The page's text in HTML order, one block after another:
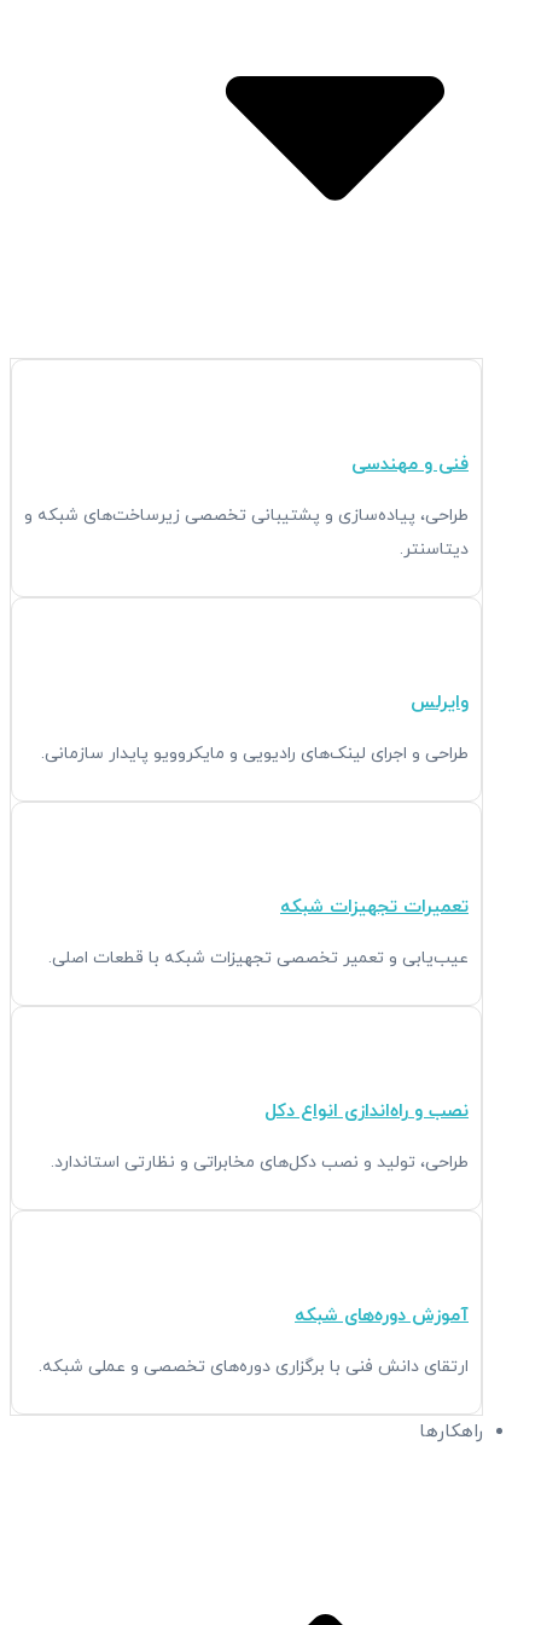
فنی و مهندسی
طراحی، پیاده‌سازی و پشتیبانی تخصصی زیرساخت‌های شبکه و
دیتاسنتر.
وایرلس
طراحی و اجرای لینک‌های رادیویی و مایکروویو پایدار سازمانی.
تعمیرات تجهیزات شبکه
عیب‌یابی و تعمیر تخصصی تجهیزات شبکه با قطعات اصلی.
نصب و راه‌اندازی انواع دکل
طراحی، تولید و نصب دکل‌های مخابراتی و نظارتی استاندارد.
آموزش دوره‌های شبکه
ارتقای دانش فنی با برگزاری دوره‌های تخصصی و عملی شبکه.
راهکارها